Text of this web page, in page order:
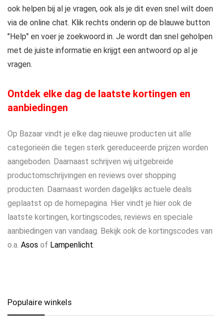
ook helpen bij al je vragen, ook als je dit even snel wilt doen
via de online chat. Klik rechts onderin op de blauwe button
"Help" en voer je zoekwoord in. Je wordt dan snel geholpen
met de juiste informatie en krijgt een antwoord op al je
vragen.
Ontdek elke dag de laatste kortingen en
aanbiedingen
Op Bazaar vindt je elke dag nieuwe producten uit alle
categorieën die tegen sterk gereduceerde prijzen worden
aangeboden. Daarnaast schrijven wij uitgebreide
productomschrijvingen en reviews over shopping
producten. Daarnaast worden dagelijks actuele deals
geplaatst op de homepagina. Hier vindt je hier ook de
laatste kortingen, kortingscodes, reviews en speciale
aanbiedingen van vandaag. Bekijk ook de kortingscodes van
o.a. Asos of Lampenlicht.
Populaire winkels